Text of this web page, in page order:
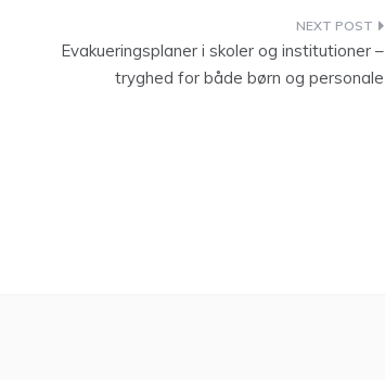
Evakueringsplaner i skoler og institutioner –
tryghed for både børn og personale